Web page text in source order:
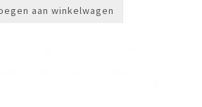
aan winkelwagen